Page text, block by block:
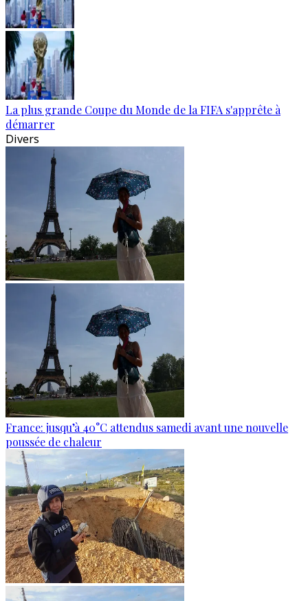
La plus grande Coupe du Monde de la FIFA s'apprête à
démarrer
Divers
France: jusqu’à 40°C attendus samedi avant une nouvelle
poussée de chaleur